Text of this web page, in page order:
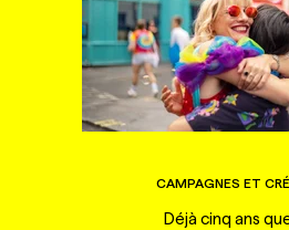
CAMPAGNES ET
Déjà cinq ans